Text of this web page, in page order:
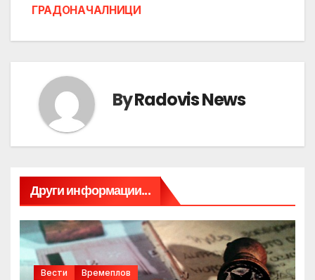
ГРАДОНАЧАЛНИЦИ
ByRadovis News
Други информации...
Вести Времеплов